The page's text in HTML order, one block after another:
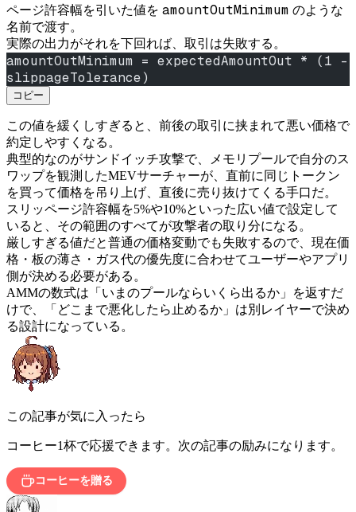
ページ許容幅を引いた値を amountOutMinimum のような
名前で渡す。
実際の出力がそれを下回れば、取引は失敗する。
amountOutMinimum = expectedAmountOut * (1 -
slippageTolerance)
コピー
この値を緩くしすぎると、前後の取引に挟まれて悪い価格で
約定しやすくなる。
典型的なのがサンドイッチ攻撃で、メモリプールで自分のス
ワップを観測したMEVサーチャーが、直前に同じトークン
を買って価格を吊り上げ、直後に売り抜けてくる手口だ。
スリッページ許容幅を5%や10%といった広い値で設定して
いると、その範囲のすべてが攻撃者の取り分になる。
厳しすぎる値だと普通の価格変動でも失敗するので、現在価
格・板の薄さ・ガス代の優先度に合わせてユーザーやアプリ
側が決める必要がある。
AMMの数式は「いまのプールならいくら出るか」を返すだ
けで、「どこまで悪化したら止めるか」は別レイヤーで決め
る設計になっている。
この記事が気に入ったら
コーヒー1杯で応援できます。次の記事の励みになります。
コーヒーを贈る